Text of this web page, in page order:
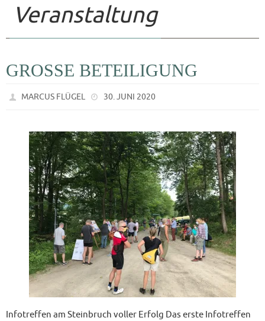
Veranstaltung
GROSSE BETEILIGUNG
MARCUS FLÜGEL 30. JUNI 2020
Infotreffen am Steinbruch voller Erfolg Das erste Infotreffen